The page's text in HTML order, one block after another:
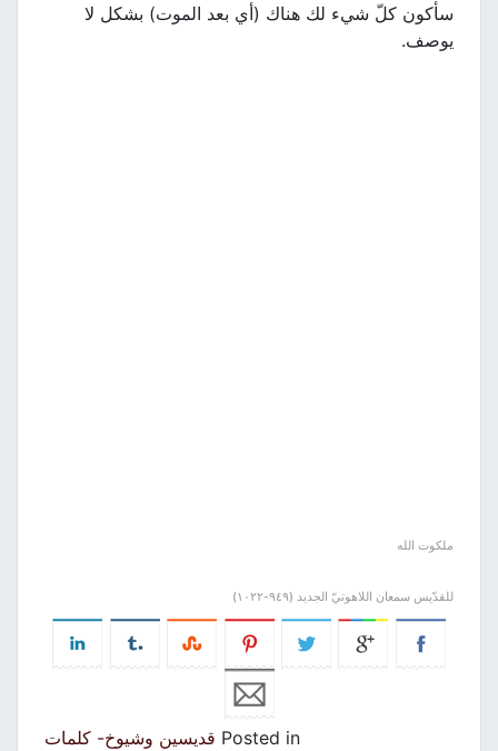
سأكون كلّ شيء لك هناك (أي بعد الموت) بشكل لا
يوصف.
ملكوت الله
للقدّيس سمعان اللاهوتيّ الجديد (٩٤٩-١٠٢٢)
Posted in قديسين وشيوخ- كلمات